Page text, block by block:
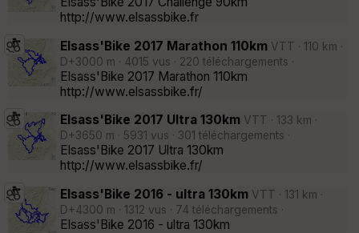
http://www.elsassbike.fr
Elsass'Bike 2017 Marathon 110km VTT · 110 km ·
D+3000 m · 4015 vus · 220 téléchargements ·
Elsass'Bike 2017 Marathon 110km
http://www.elsassbike.fr/
Elsass'Bike 2017 Ultra 130km VTT · 133 km ·
D+3650 m · 5931 vus · 301 téléchargements ·
Elsass'Bike 2017 Ultra 130km
http://www.elsassbike.fr/
Elsass'Bike 2016 - ultra 130km VTT · 131 km ·
D+4300 m · 1312 vus · 74 téléchargements ·
Elsass'Bike 2016 - ultra 130km